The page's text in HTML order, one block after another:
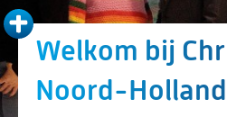
Zoeken:
Welkom bij
Noord-